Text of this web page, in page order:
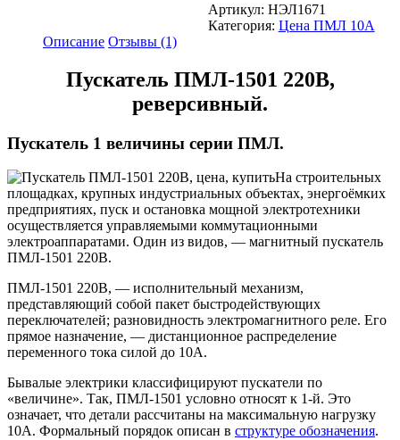
Артикул: НЭЛ1671
Категория: Цена ПМЛ 10А
Описание Отзывы (1)
Пускатель ПМЛ-1501 220В,
реверсивный.
Пускатель 1 величины серии ПМЛ.
На строительных
площадках, крупных индустриальных объектах, энергоёмких
предприятиях, пуск и остановка мощной электротехники
осуществляется управляемыми коммутационными
электроаппаратами. Один из видов, — магнитный пускатель
ПМЛ-1501 220В.
ПМЛ-1501 220В, — исполнительный механизм,
представляющий собой пакет быстродействующих
переключателей; разновидность электромагнитного реле. Его
прямое назначение, — дистанционное распределение
переменного тока силой до 10А.
Бывалые электрики классифицируют пускатели по
«величине». Так, ПМЛ-1501 условно относят к 1-й. Это
означает, что детали рассчитаны на максимальную нагрузку
10А. Формальный порядок описан в структуре обозначения.